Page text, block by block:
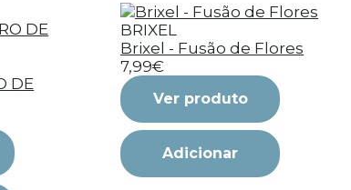
DE
BRIXEL
Brixel - Fusão de Flores
7,99€
Ver produto
Adicionar